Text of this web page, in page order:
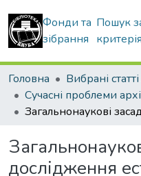
Фонди та
зібрання
Пошук
Головна
дослідження